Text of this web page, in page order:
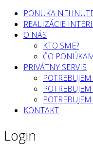
PONUKA
REALIZÁCIE
O NÁS
KTO SME?
ČO
PRIVÁTNY SERVIS
KONTAKT
Login